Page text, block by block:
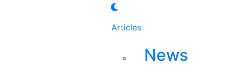
Articles
News